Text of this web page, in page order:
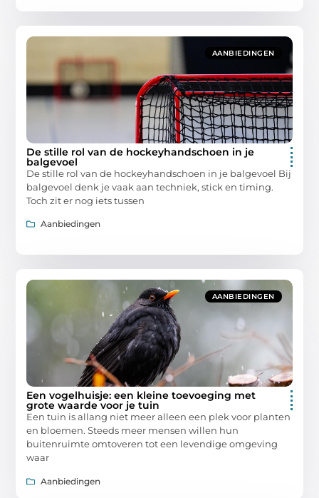
AANBIEDINGEN
De stille rol van de hockeyhandschoen in je
balgevoel
De stille rol van de hockeyhandschoen in je balgevoel Bij
balgevoel denk je vaak aan techniek, stick en timing.
Toch zit er nog iets tussen
Aanbiedingen
AANBIEDINGEN
Een vogelhuisje: een kleine toevoeging met
grote waarde voor je tuin
Een tuin is allang niet meer alleen een plek voor planten
en bloemen. Steeds meer mensen willen hun
buitenruimte omtoveren tot een levendige omgeving
waar
Aanbiedingen